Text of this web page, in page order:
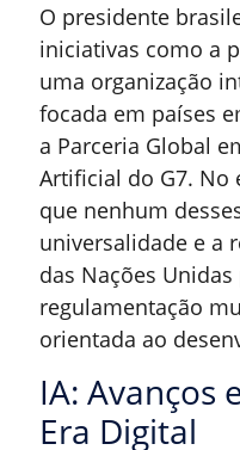
O presidente
iniciativas como a
uma organização
focada em países
a Parceria Global
Artificial do G7. No
que nenhum
universalidade e a
das Nações
regulamentação
orientada ao
IA: Avanços
Era Digital